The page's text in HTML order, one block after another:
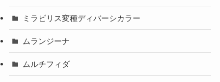
ミラビリス変種ディバーシカラー
ムランジーナ
ムルチフィダ